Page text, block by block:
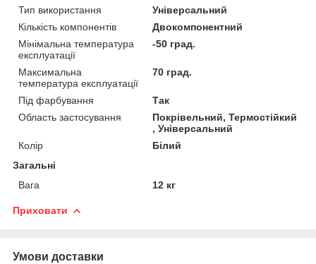
Тип використання
Універсальний
Кількість компонентів
Двокомпонентний
Мінімальна температура
експлуатації
-50 град.
Максимальна
температура експлуатації
70 град.
Під фарбування
Так
Область застосування
Покрівельний, Термостійкий
, Універсальний
Колір
Білий
Загальні
Вага
12 кг
Приховати
Умови доставки